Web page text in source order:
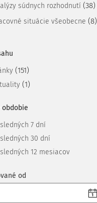
súdnych rozhodnutí (38)
situácie všeobecne (8)
(151)
(1)
obdobie
7 dní
30 dní
12 mesiacov
od